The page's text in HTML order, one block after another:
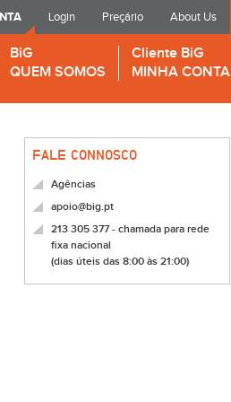
Login Preçário About Us
BiG
QUEM SOMOS
Cliente BiG
MINHA CONTA
FALE CONNOSCO
Agências
apoio@big.pt
213 305 377 - chamada para rede
fixa nacional
(dias úteis das 8:00 às 21:00)